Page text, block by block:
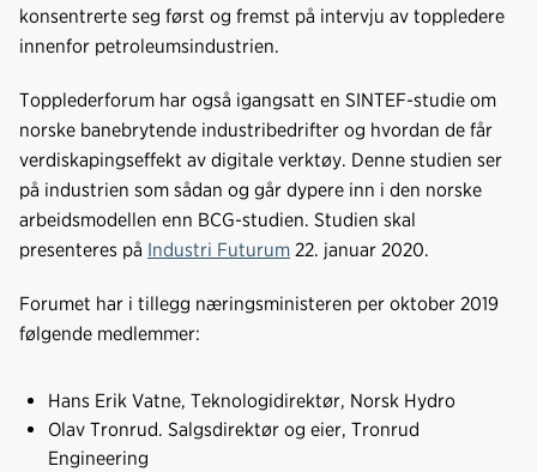
konsentrerte seg først og fremst på intervju av toppledere
innenfor petroleumsindustrien.
Topplederforum har også igangsatt en SINTEF-studie om
norske banebrytende industribedrifter og hvordan de får
verdiskapingseffekt av digitale verktøy. Denne studien ser
på industrien som sådan og går dypere inn i den norske
arbeidsmodellen enn BCG-studien. Studien skal
presenteres på Industri Futurum 22. januar 2020.
Forumet har i tillegg næringsministeren per oktober 2019
følgende medlemmer:
Hans Erik Vatne, Teknologidirektør, Norsk Hydro
Olav Tronrud. Salgsdirektør og eier, Tronrud
Engineering